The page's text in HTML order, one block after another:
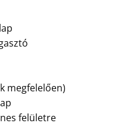
megfelelően)
felületre